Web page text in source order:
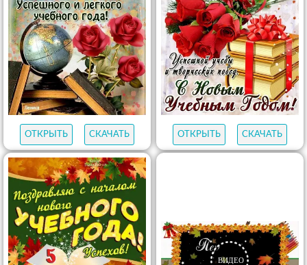
ОТКРЫТЬ СКАЧАТЬ ОТКРЫТЬ СКАЧАТЬ